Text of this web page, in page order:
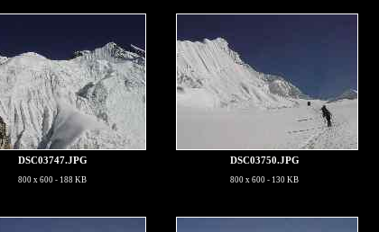
DSC03747.JPG
800 x 600 - 188 KB
DSC03750.JPG
800 x 600 - 130 KB